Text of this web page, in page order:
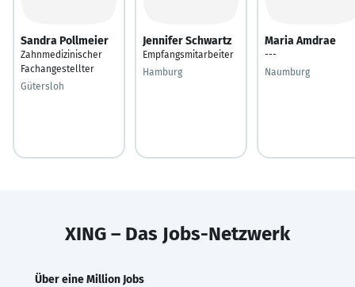
Sandra Pollmeier
Zahnmedizinischer
Fachangestellter
Gütersloh
Jennifer Schwartz
Empfangsmitarbeiter
Hamburg
Maria Amdrae
---
Naumburg
XING – Das Jobs-Netzwerk
Über eine Million Jobs